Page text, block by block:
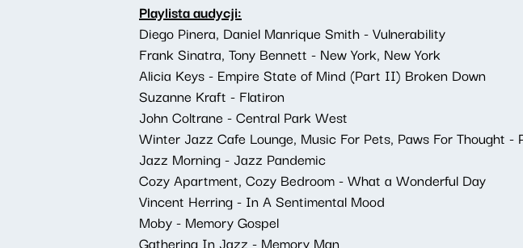
Playlista audycji:
Diego Pinera, Daniel Manrique Smith - Vulnerability
Frank Sinatra, Tony Bennett - New York, New York
Alicia Keys - Empire State of Mind (Part II) Broken Down
Suzanne Kraft - Flatiron
John Coltrane - Central Park West
Winter Jazz Cafe Lounge, Music For Pets, Paws For Thought -
Jazz Morning - Jazz Pandemic
Cozy Apartment, Cozy Bedroom - What a Wonderful Day
Vincent Herring - In A Sentimental Mood
Moby - Memory Gospel
Gathering In Jazz - Memory Man